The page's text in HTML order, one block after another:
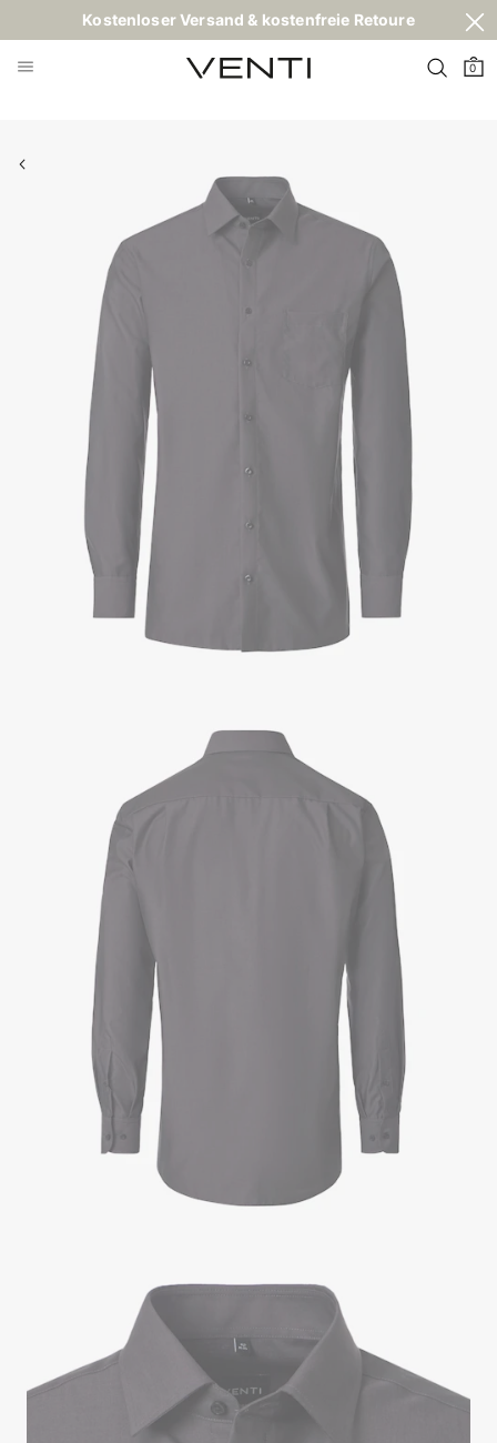
Kostenloser Versand & kostenfreie Retoure
0